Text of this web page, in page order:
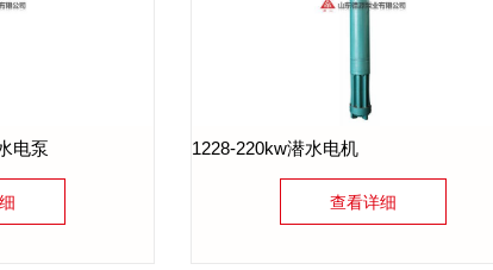
电泵 1228-220kw潜水电机
查看详细